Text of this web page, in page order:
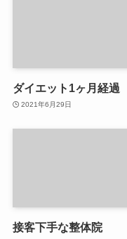
ダイエット1ヶ月経過
2021年6月29日
接客下手な整体院